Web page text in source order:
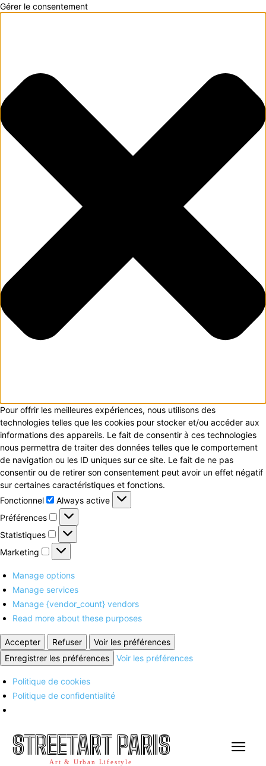
Gérer le consentement
Pour offrir les meilleures expériences, nous utilisons des
technologies telles que les cookies pour stocker et/ou accéder aux
informations des appareils. Le fait de consentir à ces technologies
nous permettra de traiter des données telles que le comportement
de navigation ou les ID uniques sur ce site. Le fait de ne pas
consentir ou de retirer son consentement peut avoir un effet négatif
sur certaines caractéristiques et fonctions.
Fonctionnel
Fonctionnel
Always active
Préférences
Préférences
Statistiques
Statistiques
Marketing
Marketing
Manage options
Manage services
Manage {vendor_count} vendors
Read more about these purposes
Accepter Refuser
Voir les préférences
Enregistrer les préférences
Voir les préférences
Politique de cookies
Politique de confidentialité
STREETART PARIS
Art & Urban Lifestyle